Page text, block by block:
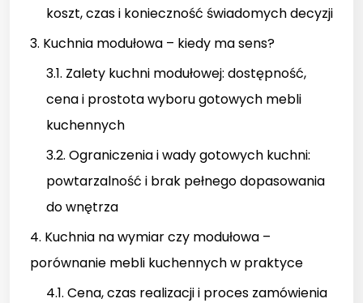
koszt, czas i konieczność świadomych decyzji
3. Kuchnia modułowa – kiedy ma sens?
3.1. Zalety kuchni modułowej: dostępność,
cena i prostota wyboru gotowych mebli
kuchennych
3.2. Ograniczenia i wady gotowych kuchni:
powtarzalność i brak pełnego dopasowania
do wnętrza
4. Kuchnia na wymiar czy modułowa –
porównanie mebli kuchennych w praktyce
4.1. Cena, czas realizacji i proces zamówienia